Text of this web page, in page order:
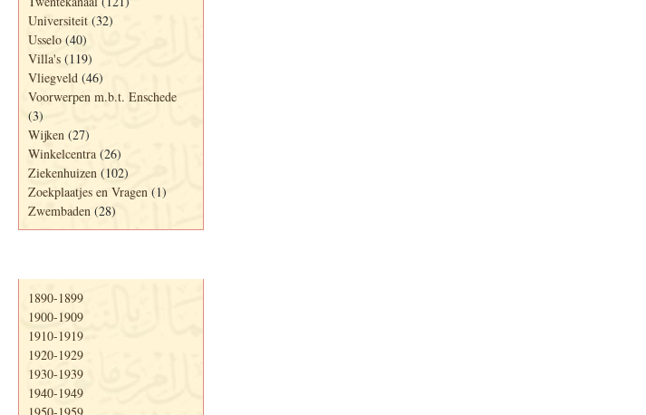
Universiteit (32)
Usselo (40)
Villa's (119)
Vliegveld (46)
Voorwerpen m.b.t. Enschede
(3)
Wijken (27)
Winkelcentra (26)
Ziekenhuizen (102)
Zoekplaatjes en Vragen (1)
Zwembaden (28)
1890-1899
1900-1909
1910-1919
1920-1929
1930-1939
1940-1949